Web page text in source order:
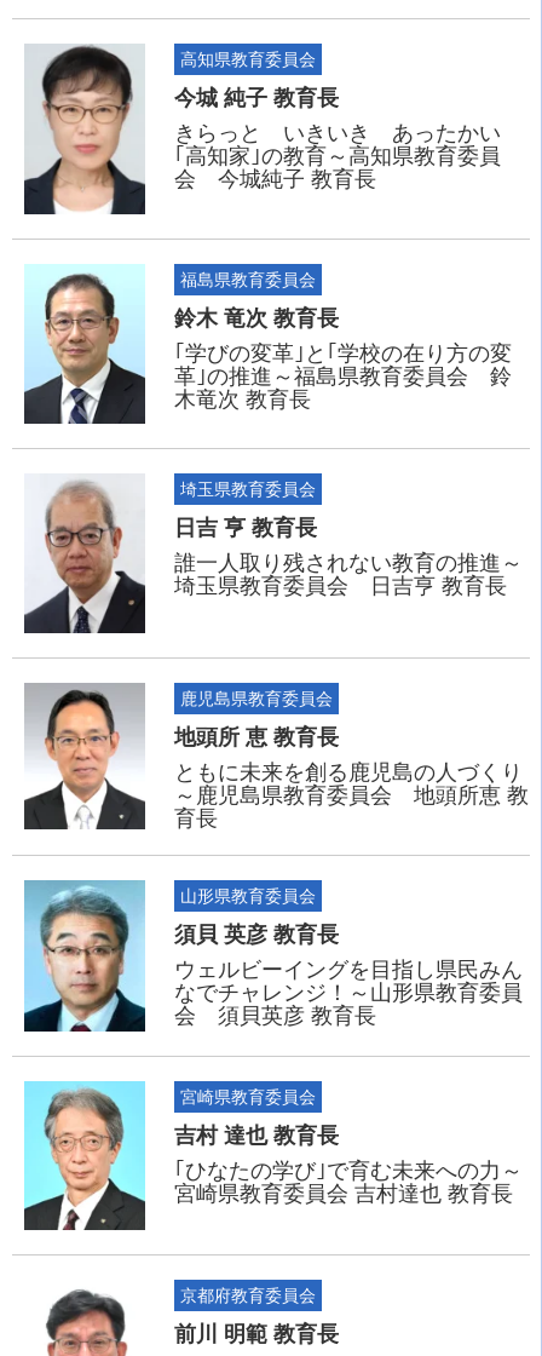
高知県教育委員会
今城 純子 教育長
きらっと いきいき あったかい
｢高知家｣の教育～高知県教育委員
会 今城純子 教育長
福島県教育委員会
鈴木 竜次 教育長
｢学びの変革｣と｢学校の在り方の変
革｣の推進～福島県教育委員会 鈴
木竜次 教育長
埼玉県教育委員会
日吉 亨 教育長
誰一人取り残されない教育の推進～
埼玉県教育委員会 日吉亨 教育長
鹿児島県教育委員会
地頭所 恵 教育長
ともに未来を創る鹿児島の人づくり
～鹿児島県教育委員会 地頭所恵 教
育長
山形県教育委員会
須貝 英彦 教育長
ウェルビーイングを目指し県民みん
なでチャレンジ！～山形県教育委員
会 須貝英彦 教育長
宮崎県教育委員会
吉村 達也 教育長
｢ひなたの学び｣で育む未来への力～
宮崎県教育委員会 吉村達也 教育長
京都府教育委員会
前川 明範 教育長